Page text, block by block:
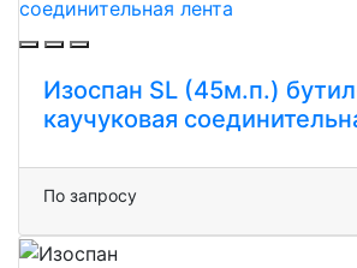
Изоспан SL (45м.п.)
каучуковая
По запросу